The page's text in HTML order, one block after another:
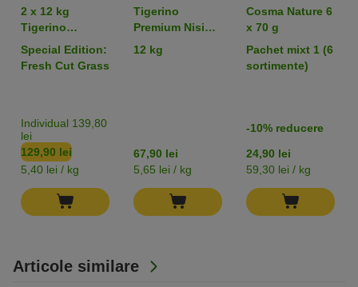
Articole similare
2 x 12 kg
Tigerino
Premium Nisip
pentru pisici
Special Edition:
Fresh Cut Grass
Individual 139,80
lei
129,90 lei
5,40 lei / kg
Tigerino
Premium Nisip
pisici - Parfum
de pudră de
12 kg
67,90 lei
5,65 lei / kg
Cosma Nature 6
x 70 g
Pachet mixt 1 (6
sortimente)
-10% reducere
24,90 lei
59,30 lei / kg